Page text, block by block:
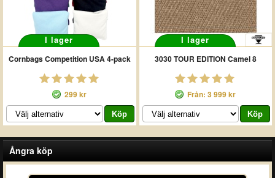
I lager
Cornbags Competition USA 4-pack
299 kr
I lager
3030 TOUR EDITION Camel 8
Från: 3 999 kr
Ångra köp